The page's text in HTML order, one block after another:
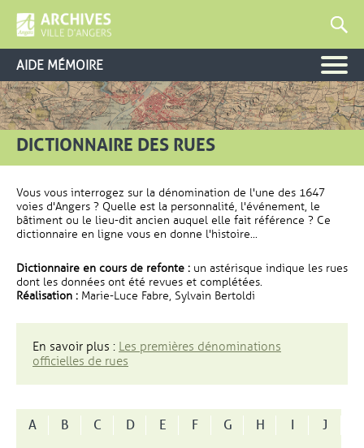
AIDE MÉMOIRE
DICTIONNAIRE DES RUES
Vous vous interrogez sur la dénomination de l'une des 1647
voies d'Angers ? Quelle est la personnalité, l'événement, le
bâtiment ou le lieu-dit ancien auquel elle fait référence ? Ce
dictionnaire en ligne vous en donne l'histoire...
Dictionnaire en cours de refonte : un astérisque indique les rues
dont les données ont été revues et complétées.
Réalisation : Marie-Luce Fabre, Sylvain Bertoldi
En savoir plus : Les premières dénominations
officielles de rues
A B C D E F G H I
J